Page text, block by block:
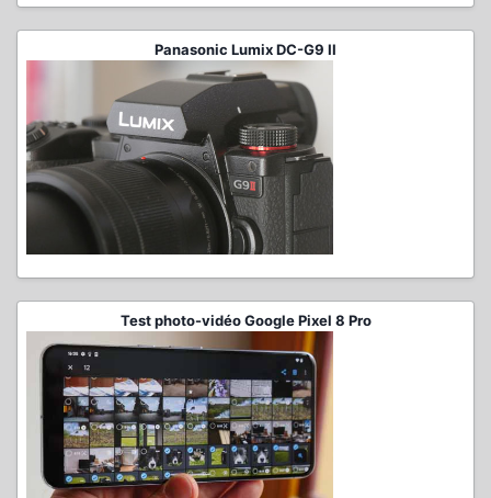
Panasonic Lumix DC-G9 II
Test photo-vidéo Google Pixel 8 Pro